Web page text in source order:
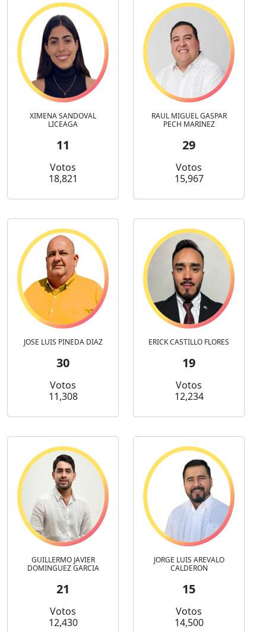
XIMENA SANDOVAL
LICEAGA
11
Votos
18,821
RAUL MIGUEL GASPAR
PECH MARINEZ
29
Votos
15,967
JOSE LUIS PINEDA DIAZ
30
Votos
11,308
ERICK CASTILLO FLORES
19
Votos
12,234
GUILLERMO JAVIER
DOMINGUEZ GARCIA
21
Votos
12,430
JORGE LUIS AREVALO
CALDERON
15
Votos
14,500